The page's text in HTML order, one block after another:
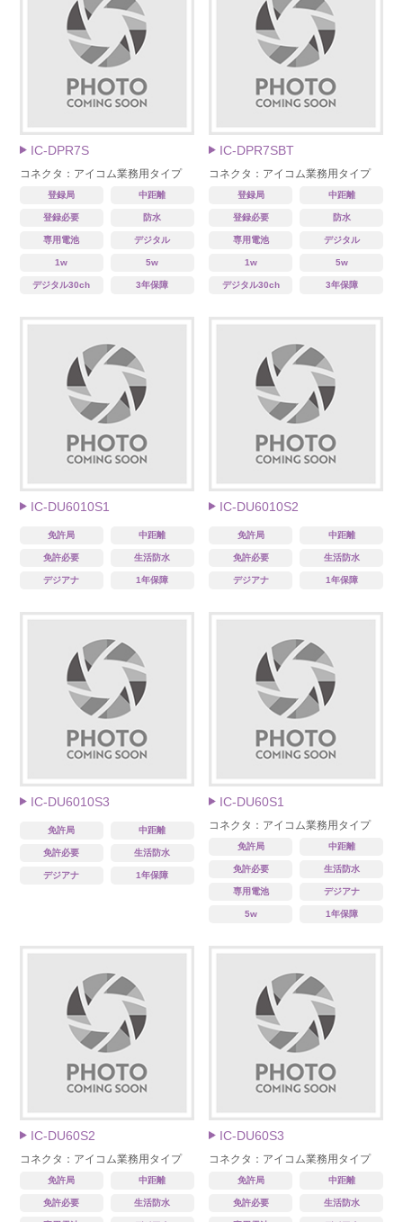
IC-DPR7S
コネクタ：アイコム業務用タイプ
登録局 中距離
登録必要 防水
専用電池 デジタル
1w 5w
デジタル30ch 3年保障
IC-DPR7SBT
コネクタ：アイコム業務用タイプ
登録局 中距離
登録必要 防水
専用電池 デジタル
1w 5w
デジタル30ch 3年保障
IC-DU6010S1
免許局 中距離
免許必要 生活防水
デジアナ 1年保障
IC-DU6010S2
免許局 中距離
免許必要 生活防水
デジアナ 1年保障
IC-DU6010S3
免許局 中距離
免許必要 生活防水
デジアナ 1年保障
IC-DU60S1
コネクタ：アイコム業務用タイプ
免許局 中距離
免許必要 生活防水
専用電池 デジアナ
5w 1年保障
IC-DU60S2
コネクタ：アイコム業務用タイプ
免許局 中距離
免許必要 生活防水
IC-DU60S3
コネクタ：アイコム業務用タイプ
免許局 中距離
免許必要 生活防水